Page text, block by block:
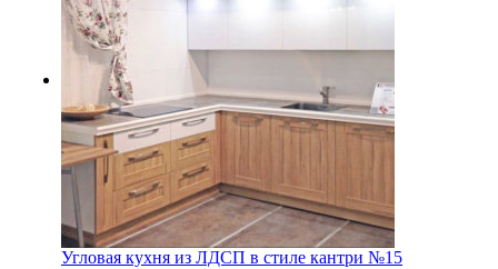
Угловая кухня из ЛДСП в стиле кантри №15